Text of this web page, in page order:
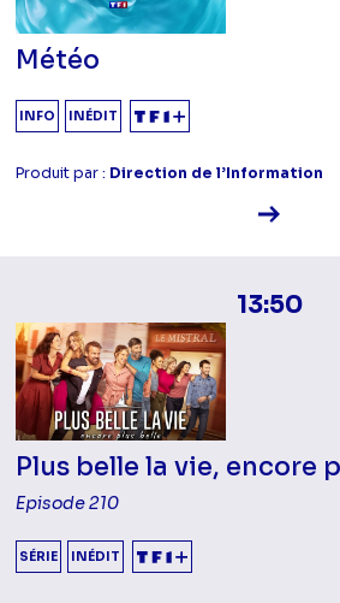
Météo
INFO INÉDIT
Produit par : Direction de l’Information
Voir la
13:50
Plus belle la vie, encore
Episode 210
SÉRIE INÉDIT